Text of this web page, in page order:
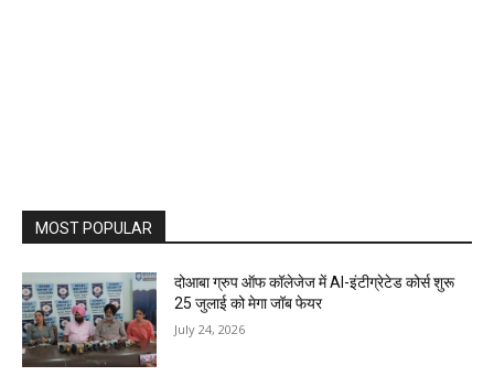
MOST POPULAR
दोआबा ग्रुप ऑफ कॉलेजेज में AI-इंटीग्रेटेड कोर्स शुरू
25 जुलाई को मेगा जॉब फेयर
July 24, 2026